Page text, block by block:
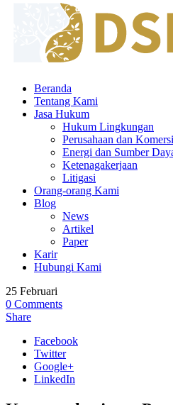
Beranda
Tentang Kami
Jasa Hukum
Hukum Lingkungan
Perusahaan dan
Energi dan Sumber
Ketenagakerjaan
Litigasi
Orang-orang Kami
Blog
News
Artikel
Paper
Karir
Hubungi Kami
25 Februari
0 Comments
Share
Facebook
Twitter
Google+
LinkedIn